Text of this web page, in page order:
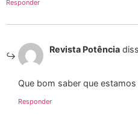
Responder
Revista Potência
Que bom saber que
Responder